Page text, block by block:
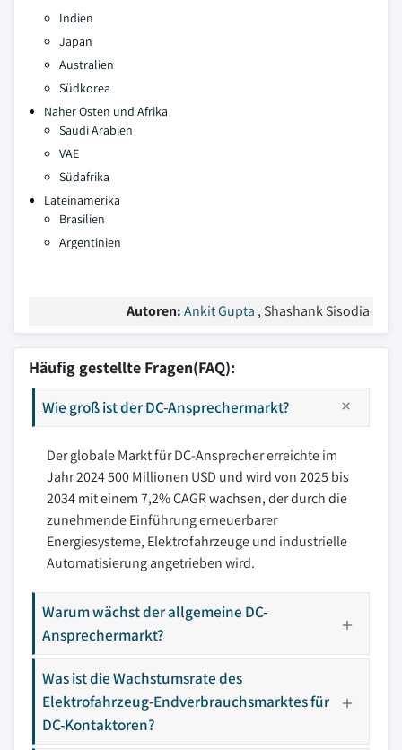
Indien
Japan
Australien
Südkorea
Naher Osten und Afrika
Saudi Arabien
VAE
Südafrika
Lateinamerika
Brasilien
Argentinien
Autoren:Ankit Gupta , Shashank Sisodia
Häufig gestellte Fragen(FAQ):
Wie groß ist der DC-Ansprechermarkt?
Der globale Markt für DC-Ansprecher erreichte im
Jahr 2024 500 Millionen USD und wird von 2025 bis
2034 mit einem 7,2% CAGR wachsen, der durch die
zunehmende Einführung erneuerbarer
Energiesysteme, Elektrofahrzeuge und industrielle
Automatisierung angetrieben wird.
Warum wächst der allgemeine DC-
Ansprechermarkt?
Was ist die Wachstumsrate des
Elektrofahrzeug-Endverbrauchsmarktes für
DC-Kontaktoren?